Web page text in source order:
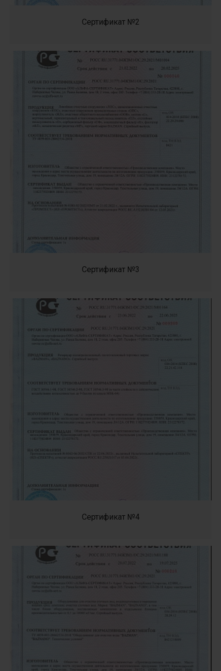
Сертификат №2
Сертификат №3
Сертификат №4